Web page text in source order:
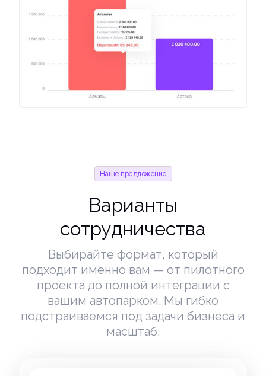
Наше предложение
Варианты
сотрудничества
Выбирайте формат, который
подходит именно вам — от пилотного
проекта до полной интеграции с
вашим автопарком. Мы гибко
подстраиваемся под задачи бизнеса и
масштаб.